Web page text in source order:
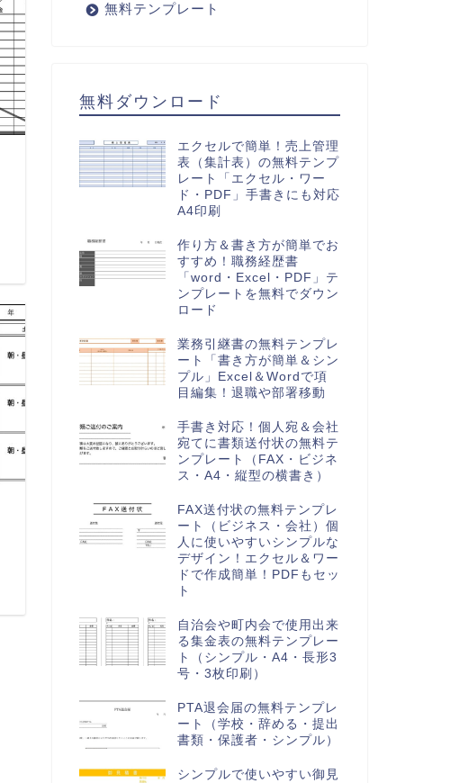
無料テンプレート
無料ダウンロード
エクセルで簡単！売上管理
表（集計表）の無料テンプ
レート「エクセル・ワー
ド・PDF」手書きにも対応
A4印刷
作り方＆書き方が簡単でお
すすめ！職務経歴書
「word・Excel・PDF」テ
ンプレートを無料でダウン
ロード
業務引継書の無料テンプレ
ート「書き方が簡単＆シン
プル」Excel＆Wordで項
目編集！退職や部署移動
手書き対応！個人宛＆会社
宛てに書類送付状の無料テ
ンプレート（FAX・ビジネ
ス・A4・縦型の横書き）
FAX送付状の無料テンプレ
ート（ビジネス・会社）個
人に使いやすいシンプルな
デザイン！エクセル＆ワー
ドで作成簡単！PDFもセッ
ト
自治会や町内会で使用出来
る集金表の無料テンプレー
ト（シンプル・A4・長形3
号・3枚印刷）
PTA退会届の無料テンプレ
ート（学校・辞める・提出
書類・保護者・シンプル）
シンプルで使いやすい御見